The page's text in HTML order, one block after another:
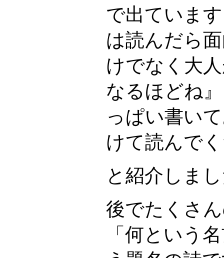
で出ていま
は読んだら
けでなく大
なるほどね
っぱい書い
けて読んで
と紹介しま
後でたくさ
「何という